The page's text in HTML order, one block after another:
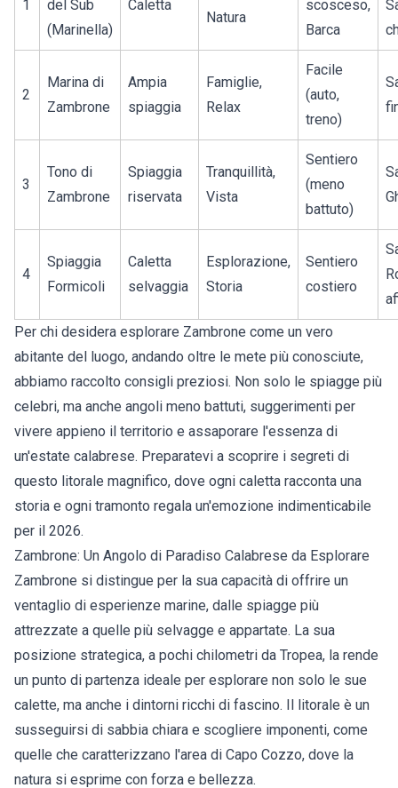
1
del Sub
(Marinella)
Caletta
Natura
scosceso,
Barca
2
Marina di
Zambrone
Ampia
spiaggia
Famiglie,
Relax
Facile
(auto,
treno)
3
Tono di
Zambrone
Spiaggia
riservata
Tranquillità,
Vista
Sentiero
(meno
battuto)
4
Spiaggia
Formicoli
Caletta
selvaggia
Esplorazione,
Storia
Sentiero
costiero
Per chi desidera esplorare Zambrone come un vero
abitante del luogo, andando oltre le mete più conosciute,
abbiamo raccolto consigli preziosi. Non solo le spiagge più
celebri, ma anche angoli meno battuti, suggerimenti per
vivere appieno il territorio e assaporare l'essenza di
un'estate calabrese. Preparatevi a scoprire i segreti di
questo litorale magnifico, dove ogni caletta racconta una
storia e ogni tramonto regala un'emozione indimenticabile
per il 2026.
Zambrone: Un Angolo di Paradiso Calabrese da Esplorare
Zambrone si distingue per la sua capacità di offrire un
ventaglio di esperienze marine, dalle spiagge più
attrezzate a quelle più selvagge e appartate. La sua
posizione strategica, a pochi chilometri da Tropea, la rende
un punto di partenza ideale per esplorare non solo le sue
calette, ma anche i dintorni ricchi di fascino. Il litorale è un
susseguirsi di sabbia chiara e scogliere imponenti, come
quelle che caratterizzano l'area di Capo Cozzo, dove la
natura si esprime con forza e bellezza.